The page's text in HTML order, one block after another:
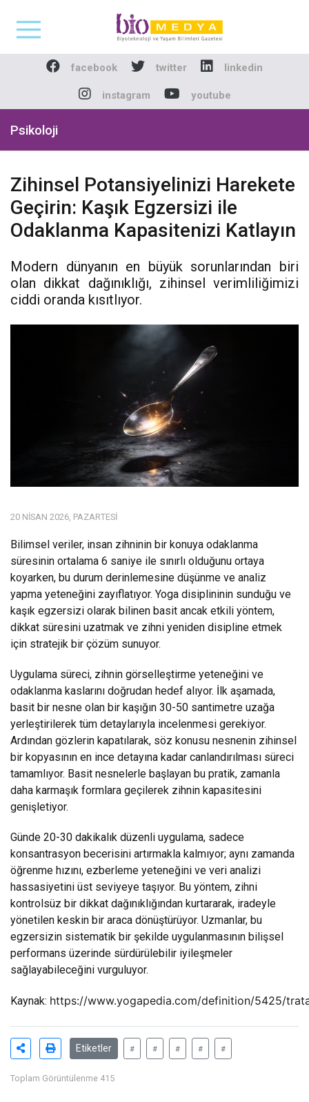
Biomedya -
facebook twitter linkedin
instagram youtube
Psikoloji
Zihinsel Potansiyelinizi Harekete
Geçirin: Kaşık Egzersizi ile
Odaklanma Kapasitenizi Katlayın
Modern dünyanın en büyük sorunlarından biri
olan dikkat dağınıklığı, zihinsel verimliliğimizi
ciddi oranda kısıtlıyor.
20 NISAN 2026, PAZARTESI
Bilimsel veriler, insan zihninin bir konuya odaklanma
süresinin ortalama 6 saniye ile sınırlı olduğunu ortaya
koyarken, bu durum derinlemesine düşünme ve analiz
yapma yeteneğini zayıflatıyor. Yoga disiplininin sunduğu ve
kaşık egzersizi olarak bilinen basit ancak etkili yöntem,
dikkat süresini uzatmak ve zihni yeniden disipline etmek
için stratejik bir çözüm sunuyor.
Uygulama süreci, zihnin görselleştirme yeteneğini ve
odaklanma kaslarını doğrudan hedef alıyor. İlk aşamada,
basit bir nesne olan bir kaşığın 30-50 santimetre uzağa
yerleştirilerek tüm detaylarıyla incelenmesi gerekiyor.
Ardından gözlerin kapatılarak, söz konusu nesnenin zihinsel
bir kopyasının en ince detayına kadar canlandırılması süreci
tamamlıyor. Basit nesnelerle başlayan bu pratik, zamanla
daha karmaşık formlara geçilerek zihnin kapasitesini
genişletiyor.
Günde 20-30 dakikalık düzenli uygulama, sadece
konsantrasyon becerisini artırmakla kalmıyor; aynı zamanda
öğrenme hızını, ezberleme yeteneğini ve veri analizi
hassasiyetini üst seviyeye taşıyor. Bu yöntem, zihni
kontrolsüz bir dikkat dağınıklığından kurtararak, iradeyle
yönetilen keskin bir araca dönüştürüyor. Uzmanlar, bu
egzersizin sistematik bir şekilde uygulanmasının bilişsel
performans üzerinde sürdürülebilir iyileşmeler
sağlayabileceğini vurguluyor.
Kaynak: https://www.yogapedia.com/definition/5425/
Etiketler # # # # #
Toplam Görüntülenme 415